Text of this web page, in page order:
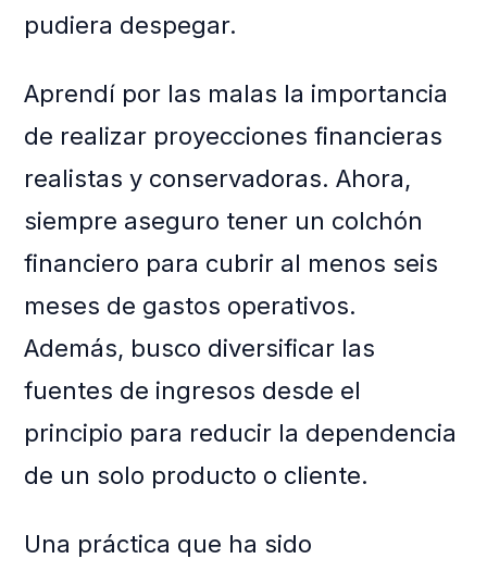
pudiera despegar.
Aprendí por las malas la importancia
de realizar proyecciones financieras
realistas y conservadoras. Ahora,
siempre aseguro tener un colchón
financiero para cubrir al menos seis
meses de gastos operativos.
Además, busco diversificar las
fuentes de ingresos desde el
principio para reducir la dependencia
de un solo producto o cliente.
Una práctica que ha sido